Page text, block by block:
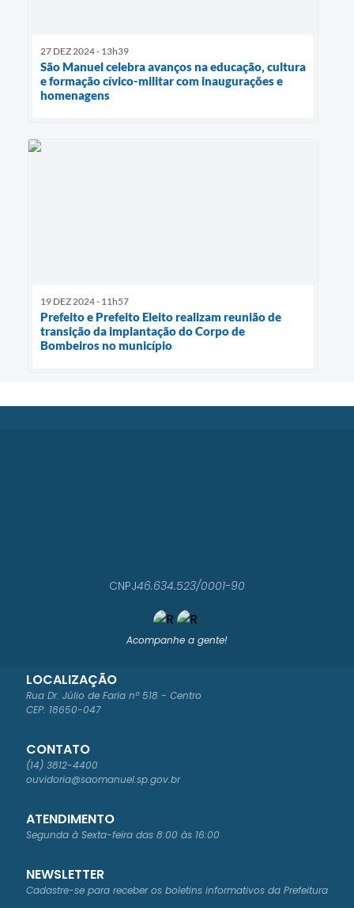
27 DEZ 2024 - 13h39
São Manuel celebra avanços na educação, cultura
e formação cívico-militar com inaugurações e
homenagens
19 DEZ 2024 - 11h57
Prefeito e Prefeito Eleito realizam reunião de
transição da implantação do Corpo de
Bombeiros no município
Acompanhe a gente!
LOCALIZAÇÃO
Rua Dr. Júlio de Faria nº 518 - Centro
CEP: 18650-047
CONTATO
(14) 3812-4400
ouvidoria@saomanuel.sp.gov.br
ATENDIMENTO
Segunda à Sexta-feira das 8:00 às 16:00
CNPJ46.634.523/0001-90
NEWSLETTER
Cadastre-se para receber os boletins informativos da Prefeitura